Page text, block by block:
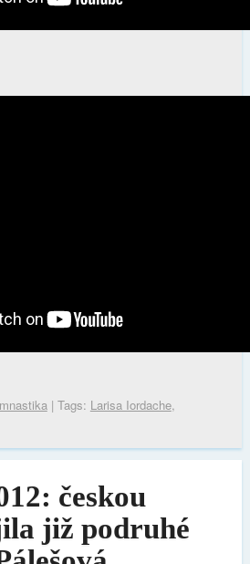
| Tags: Larisa Iordache,
českou
již podruhé